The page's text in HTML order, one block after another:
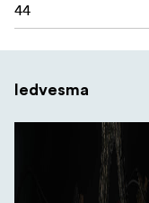
atspoguļo zīmola
44
Iedvesma